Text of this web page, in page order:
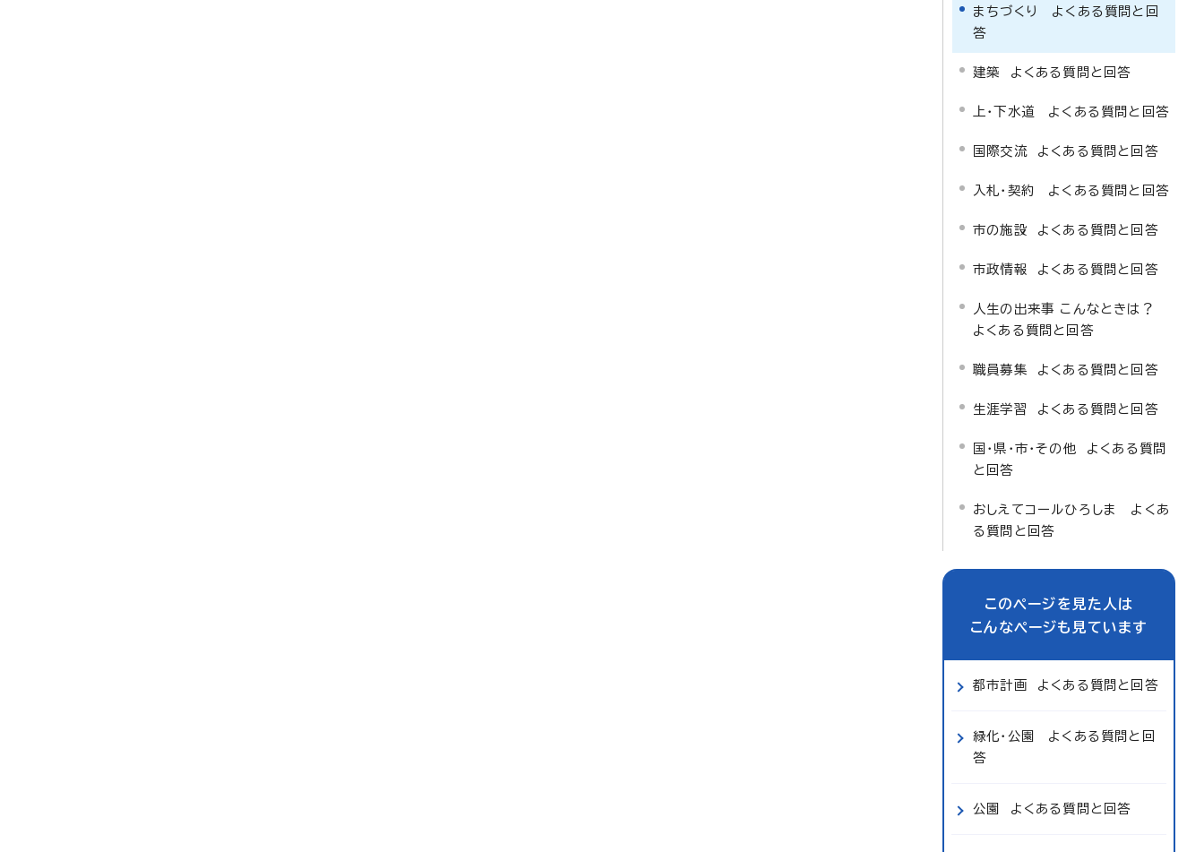
まちづくり よくある質問と回
答
建築 よくある質問と回答
上・下水道 よくある質問と回答
国際交流 よくある質問と回答
入札・契約 よくある質問と回答
市の施設 よくある質問と回答
市政情報 よくある質問と回答
人生の出来事 こんなときは？
よくある質問と回答
職員募集 よくある質問と回答
生涯学習 よくある質問と回答
国・県・市・その他 よくある質問
と回答
おしえてコールひろしま よくあ
る質問と回答
このページを見た人は
こんなページも見ています
都市計画 よくある質問と回答
緑化・公園 よくある質問と回
答
公園 よくある質問と回答